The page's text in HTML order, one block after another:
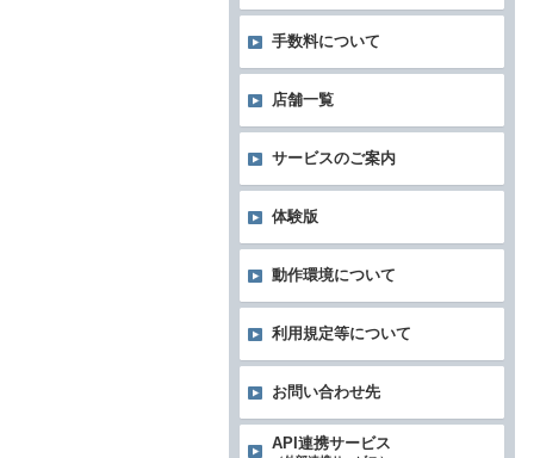
手数料について
店舗一覧
サービスのご案内
体験版
動作環境について
利用規定等について
お問い合わせ先
API連携サービス